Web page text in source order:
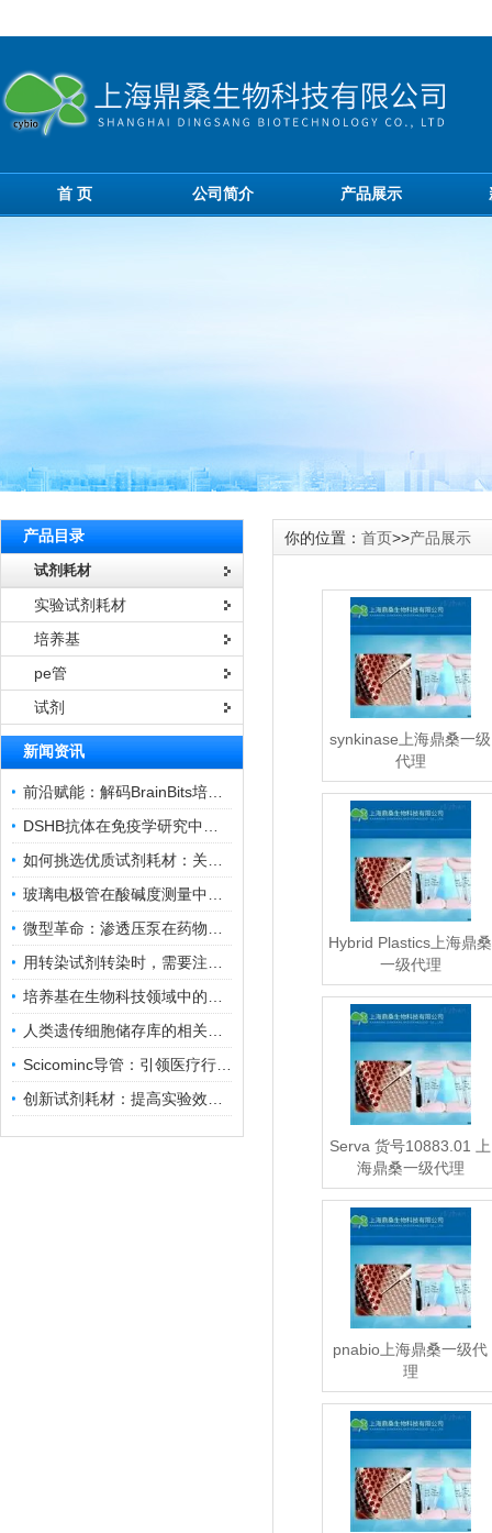
首 页 公司简介 产品展示
产品目录
试剂耗材
实验试剂耗材
培养基
pe管
试剂
新闻资讯
你的位置： 首页>>产品展示
synkinase上海鼎桑一级
代理
Hybrid Plastics上海鼎桑
一级代理
Serva 货号10883.01 上
海鼎桑一级代理
pnabio上海鼎桑一级代
理